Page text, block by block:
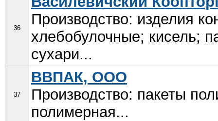
36
Производство: изделия
хлебобулочные; кисель;
сухари...
37
ВВПАК, ООО
Производство: пакеты
полимерная...